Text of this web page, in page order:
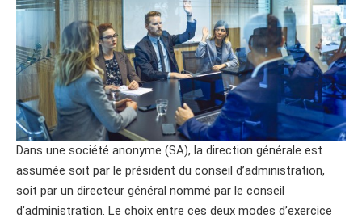
Dans une société anonyme (SA), la direction générale est
assumée soit par le président du conseil d’administration,
soit par un directeur général nommé par le conseil
d’administration. Le choix entre ces deux modes d’exercice